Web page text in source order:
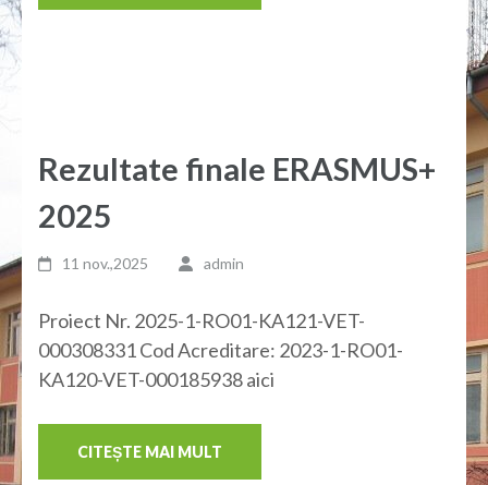
Rezultate finale ERASMUS+
2025
11 nov.,2025 admin
Proiect Nr. 2025-1-RO01-KA121-VET-
000308331 Cod Acreditare: 2023-1-RO01-
KA120-VET-000185938 aici
CITEȘTE MAI MULT